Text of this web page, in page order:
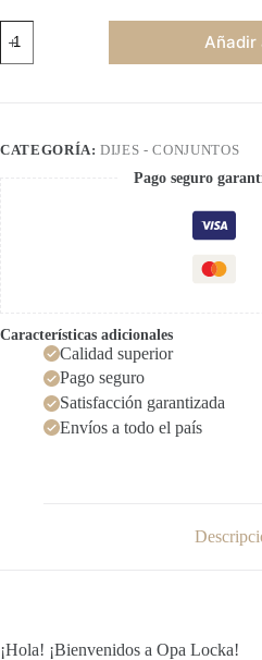
Piedra
del
sol
Añadir
CATEGORÍA:DIJES - CONJUNTOS
Pago seguro
Características adicionales
Calidad superior
Pago seguro
Satisfacción garantizada
Envíos a todo el país
¡Hola! ¡Bienvenidos a Opa Locka!